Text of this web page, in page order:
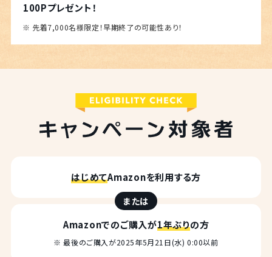
100Pプレゼント！
※ 先着7,000名様限定！早期終了の可能性あり！
はじめてAmazonを利用する方
または
Amazonでのご購入が1年ぶりの方
※ 最後のご購入が2025年5月21日(水) 0:00以前